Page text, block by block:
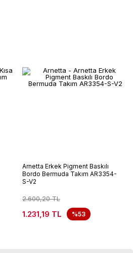
Arnetta Erkek Pigment Baskılı
Bordo Bermuda Takım AR3354-
S-V2
2.600,20 TL
1.231,19 TL %53